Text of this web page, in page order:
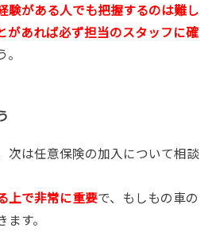
験がある人でも把握するのは難し
があれば必ず担当のスタッフに確
次は任意保険の加入について相談
上で非常に重要で、もしもの車の
す。